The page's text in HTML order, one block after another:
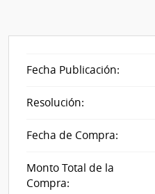
Fecha Publicación:
Resolución:
Fecha de Compra:
Monto Total de la
Compra: